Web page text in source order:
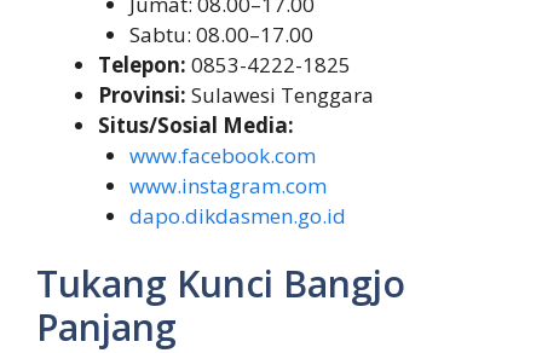
Sabtu: 08.00–17.00
Telepon: 0853-4222-1825
Provinsi: Sulawesi Tenggara
Situs/Sosial Media:
www.facebook.com
www.instagram.com
dapo.dikdasmen.go.id
Tukang Kunci Bangjo
Panjang